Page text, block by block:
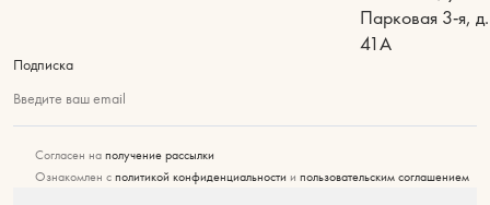
Парковая 3-я, д.
41А
Подписка
Введите ваш email
Согласен на получение рассылки
Ознакомлен с политикой конфиденциальности и пользовательским соглашением